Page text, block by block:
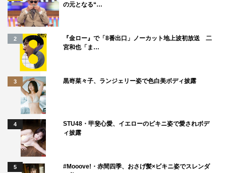
ともこ：スペシャルだからって思われるかもしれないです
けど、通常回でも何か作るとムキになって収録が長くなっ
たりしますもんね。
草彅：そう、だから普段と変わらなかったですね。でも僕
は本当にずっと餅つきがやりたかったから楽しかった！
なかなかできる機会もないし、わーわー言いながら餅つき
してるのが番組になっちゃうっていうのも素晴らしいなっ
ていうか（笑）。ついた餅はうまかったね～！
やすとも：おいしかったですよね！
草彅：とにかく餅がうまいっていうのが、びっくりした。
の元となる“…
2
『金ロー』で「8番出口」ノーカット地上波初放送 二
宮和也「ま…
3 黒嵜菜々子、ランジェリー姿で色白美ボディ披露
4
STU48・甲斐心愛、イエローのビキニ姿で愛されボデ
ィ披露
5
#Mooove!・赤間四季、おさげ髪×ビキニ姿でスレンダ